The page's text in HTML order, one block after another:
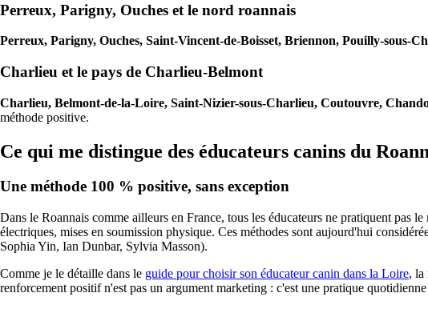
Perreux, Parigny, Ouches et le nord roannais
Perreux, Parigny, Ouches, Saint-Vincent-de-Boisset, Briennon, Pouilly-sous-
Charlieu et le pays de Charlieu-Belmont
Charlieu, Belmont-de-la-Loire, Saint-Nizier-sous-Charlieu, Coutouvre,
méthode positive.
Ce qui me distingue des éducateurs canins du
Une méthode 100 % positive, sans exception
Dans le Roannais comme ailleurs en France, tous les éducateurs ne pratiquent pas
électriques, mises en soumission physique. Ces méthodes sont aujourd'hui
Sophia Yin, Ian Dunbar, Sylvia Masson).
Comme je le détaille dans le guide pour choisir son éducateur canin dans la Loire, la
renforcement positif n'est pas un argument marketing : c'est une pratique